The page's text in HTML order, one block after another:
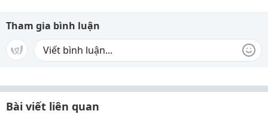
Tham gia bình luận
Bài viết liên quan